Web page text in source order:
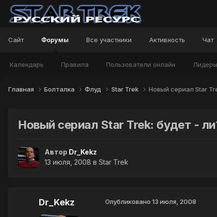
Сайт Форумы
Календарь Правила Пользователи онлайн Лидеры
Все участники Активность Чат
Главная Болталка Флуд Star Trek Новый сериал Star
Новый сериал Star Trek: будет -
Автор Dr_Kekz
13 июля, 2008 в Star Trek
Dr_Kekz Опубликовано 13 июля, 2008